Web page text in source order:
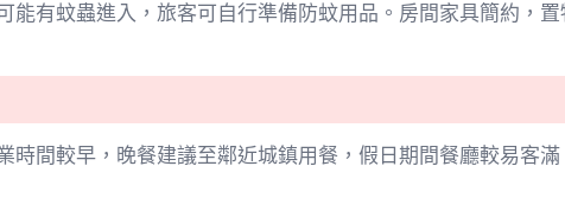
能有蚊蟲進入，旅客可自行準備防蚊用品。房間家具簡約，
時間較早，晚餐建議至鄰近城鎮用餐，假日期間餐廳較易客滿